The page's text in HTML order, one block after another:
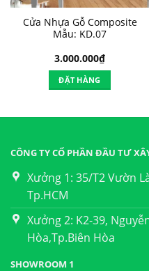
Cửa Nhựa Gỗ Composite
Mẫu: KD.07
3.000.000₫
ĐẶT HÀNG
CÔNG TY CỔ PHẦN ĐẦU TƯ
Xưởng 1: 35/T2 Vườn
Tp.HCM
Xưởng 2: K2-39,
Hòa,Tp.Biên Hòa
SHOWROOM 1